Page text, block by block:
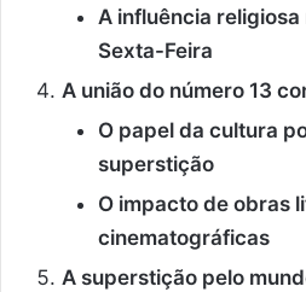
A influência
Sexta-Feira
A união do número 13
O papel da cultura
superstição
O impacto de obras
cinematográficas
A superstição pelo